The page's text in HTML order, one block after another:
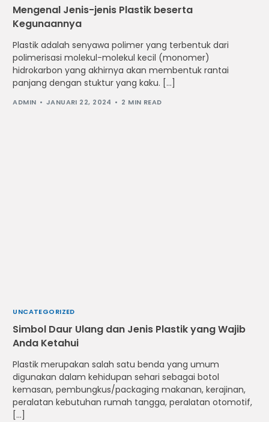
Mengenal Jenis-jenis Plastik beserta
Kegunaannya
Plastik adalah senyawa polimer yang terbentuk dari
polimerisasi molekul-molekul kecil (monomer)
hidrokarbon yang akhirnya akan membentuk rantai
panjang dengan stuktur yang kaku. […]
ADMIN JANUARI 22, 2024 2 MIN READ
UNCATEGORIZED
Simbol Daur Ulang dan Jenis Plastik yang Wajib
Anda Ketahui
Plastik merupakan salah satu benda yang umum
digunakan dalam kehidupan sehari sebagai botol
kemasan, pembungkus/packaging makanan, kerajinan,
peralatan kebutuhan rumah tangga, peralatan otomotif,
[…]